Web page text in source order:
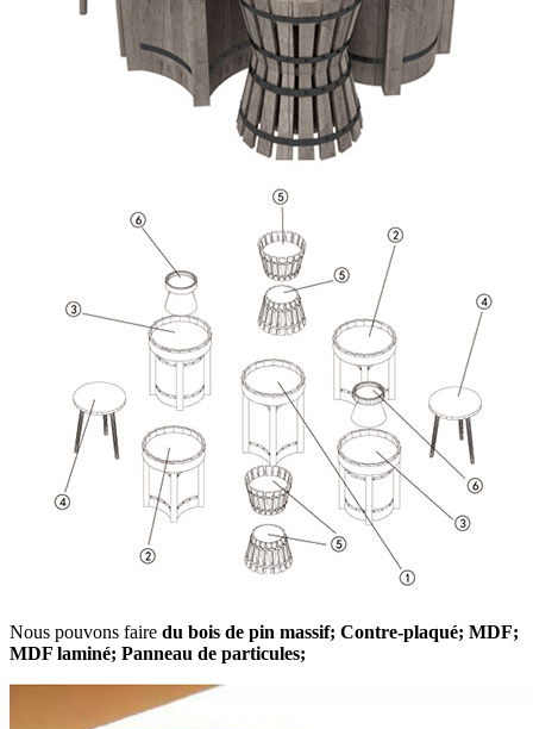
Nous pouvons faire du bois de pin massif; Contre-plaqué; MDF;
MDF laminé; Panneau de particules;